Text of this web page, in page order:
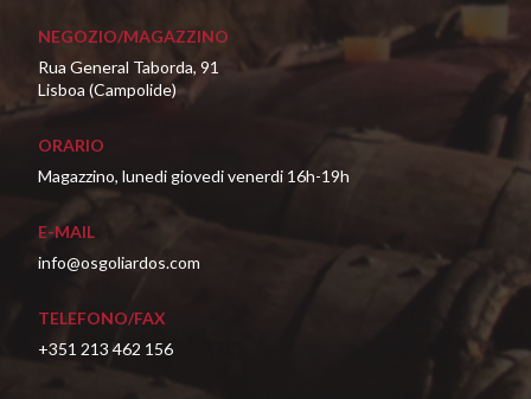
NEGOZIO/MAGAZZINO
Rua General Taborda, 91
Lisboa (Campolide)
ORARIO
Magazzino, lunedi giovedi venerdi 16h-19h
E-MAIL
info@osgoliardos.com
TELEFONO/FAX
+351 213 462 156